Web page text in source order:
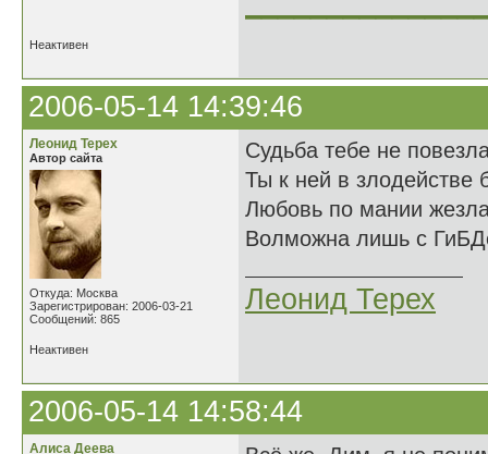
Неактивен
2006-05-14 14:39:46
Леонид Терех
Автор сайта
Откуда: Москва
Зарегистрирован: 2006-03-21
Сообщений: 865
Судьба тебе не
Ты к ней в злодействе
Любовь по мании
Волможна лишь с
Леонид Терех
Неактивен
2006-05-14 14:58:44
Алиса Деева